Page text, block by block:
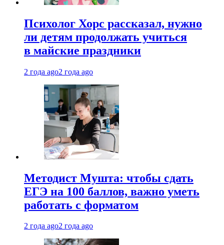
Психолог Хорс рассказал, нужно
ли детям продолжать учиться
в майские праздники
2 года ago2 года ago
Методист Мушта: чтобы сдать
ЕГЭ на 100 баллов, важно уметь
работать с форматом
2 года ago2 года ago